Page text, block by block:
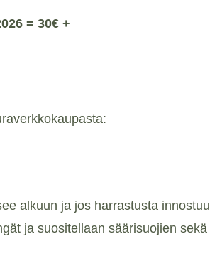
= 30€ +
alkuun ja jos harrastusta innostuu
ja suositellaan säärisuojien sekä